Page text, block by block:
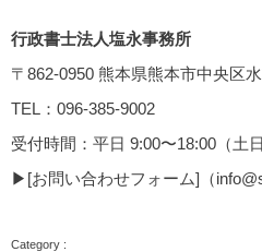
行政書士法人塩永事務所
〒862-0950 熊本県熊本市中央区
TEL：096-385-9002
受付時間：平日 9:00〜18:00（土
▶[お問い合わせフォーム]（